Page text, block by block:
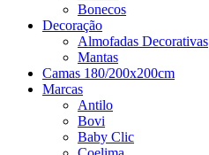
Bonecos
Decoração
Almofadas Decorativas
Mantas
Camas 180/200x200cm
Marcas
Antilo
Bovi
Baby Clic